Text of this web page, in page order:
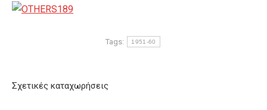
Tags: 1951-60
Σχετικές καταχωρήσεις